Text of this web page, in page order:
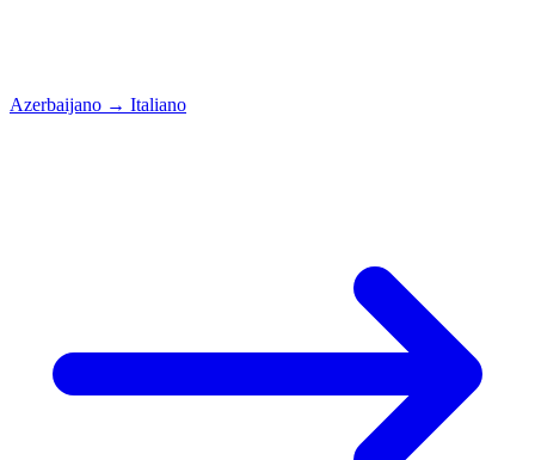
Azerbaijano → Italiano